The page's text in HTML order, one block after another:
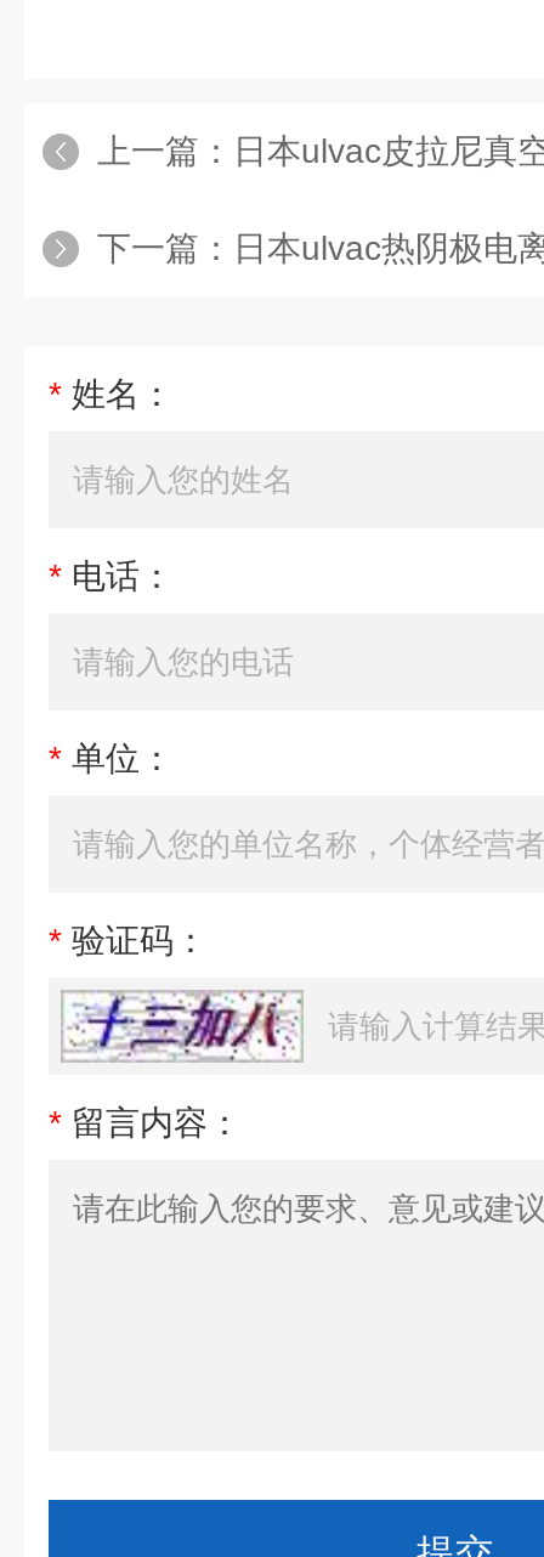
上一篇： 日本ulvac皮拉尼真
下一篇： 日本ulvac热阴极电
* 姓名：
* 电话：
* 单位：
* 验证码：
* 留言内容：